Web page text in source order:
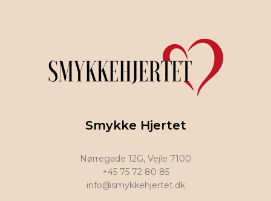
Smykke Hjertet
Nørregade 12G, Vejle 7100
+45 75 72 80 85
info@smykkehjertet.dk